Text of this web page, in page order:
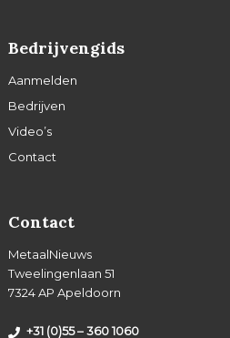
Bedrijvengids
Aanmelden
Bedrijven
Video’s
Contact
Contact
MetaalNieuws
Tweelingenlaan 51
7324 AP Apeldoorn
+31 (0)55 – 360 1060